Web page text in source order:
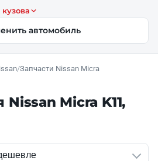
автомобиль
/Запчасти Nissan Micra
Micra K11,